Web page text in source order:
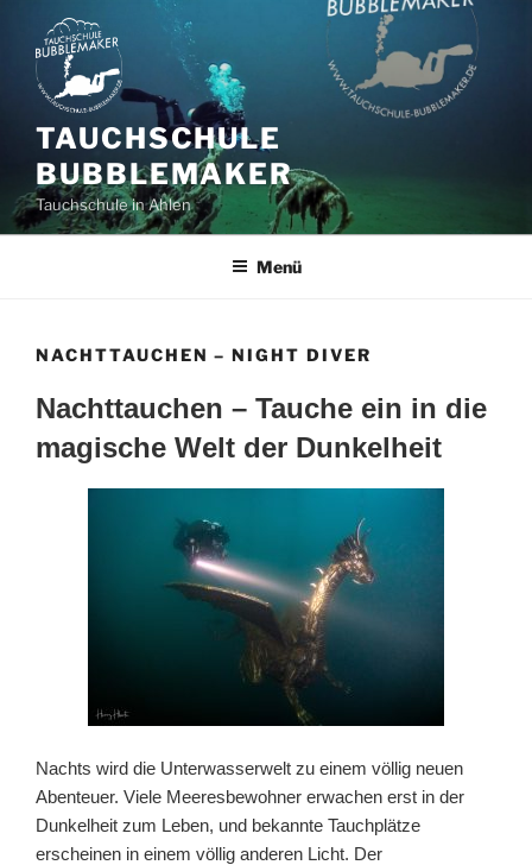
Inhalt
springen
TAUCHSCHULE
BUBBLEMAKER
Tauchschule in Ahlen
Menü
NACHTTAUCHEN – NIGHT DIVER
Nachttauchen – Tauche ein in die
magische Welt der Dunkelheit
Nachts wird die Unterwasserwelt zu einem völlig neuen
Abenteuer. Viele Meeresbewohner erwachen erst in der
Dunkelheit zum Leben, und bekannte Tauchplätze
erscheinen in einem völlig anderen Licht. Der